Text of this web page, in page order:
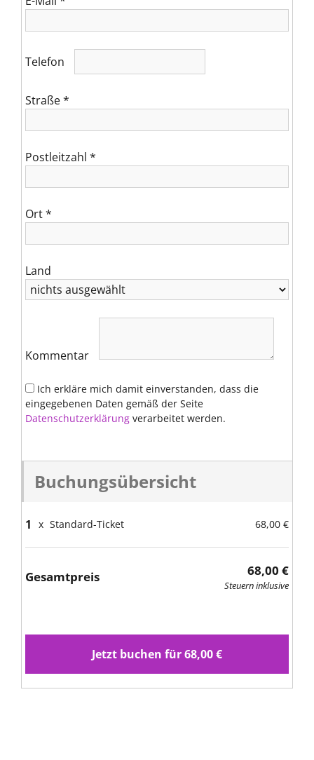
Telefon
Straße*
Postleitzahl *
Ort*
Land
Kommentar
Ich erkläre mich damit einverstanden, dass die
eingegebenen Daten gemäß der Seite
Datenschutzerklärung verarbeitet werden.
Buchungsübersicht
1 x Standard-Ticket 68,00 €
Gesamtpreis 68,00 €
Steuern inklusive